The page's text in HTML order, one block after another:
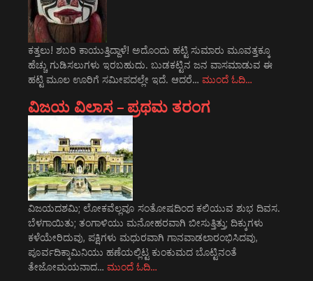
ಕತ್ತಲು! ಶಬರಿ ಕಾಯುತ್ತಿದ್ದಾಳೆ! ಅದೊಂದು ಹಟ್ಟಿ ಸುಮಾರು ಮೂವತ್ತಕ್ಕೂ
ಹೆಚ್ಚು ಗುಡಿಸಲುಗಳು ಇರಬಹುದು. ಬುಡಕಟ್ಟಿನ ಜನ ವಾಸಮಾಡುವ ಈ
ಹಟ್ಟಿ ಮೂಲ ಊರಿಗೆ ಸಮೀಪದಲ್ಲೇ ಇದೆ. ಆದರೆ… ಮುಂದೆ ಓದಿ…
ವಿಜಯ ವಿಲಾಸ – ಪ್ರಥಮ ತರಂಗ
ವಿಜಯದಶಮಿ; ಲೋಕವೆಲ್ಲವೂ ಸಂತೋಷದಿಂದ ಕಲಿಯುವ ಶುಭ ದಿವಸ.
ಬೆಳಗಾಯಿತು; ತಂಗಾಳಿಯು ಮನೋಹರವಾಗಿ ಬೀಸುತ್ತಿತ್ತು; ದಿಕ್ಕುಗಳು
ಕಳೆಯೇರಿದುವು, ಪಕ್ಷಿಗಳು ಮಧುರವಾಗಿ ಗಾನವಾಡಲಾರಂಭಿಸಿದವು,
ಪೂರ್ವದಿಕ್ಕಾಮಿನಿಯು ಹಣೆಯಲ್ಲಿಟ್ಟ ಕುಂಕುಮದ ಬೊಟ್ಟಿನಂತೆ
ತೇಜೋಮಯನಾದ… ಮುಂದೆ ಓದಿ…